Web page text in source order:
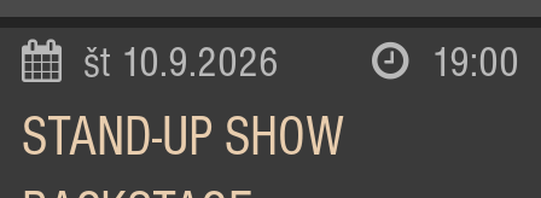
št 10.9.2026 19:00
STAND-UP SHOW